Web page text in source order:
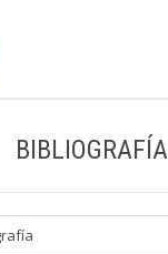
BIBLIOGRAFÍA